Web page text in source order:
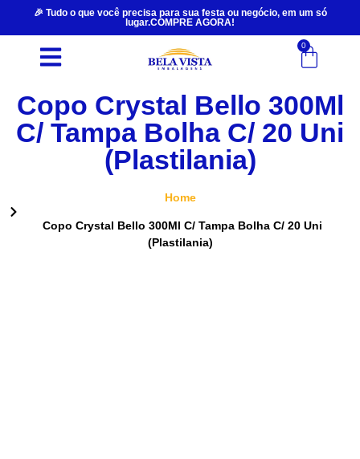
🎉 Tudo o que você precisa para sua festa ou negócio, em um só
lugar.COMPRE AGORA!
0
Copo Crystal Bello 300Ml
C/ Tampa Bolha C/ 20 Uni
(Plastilania)
Home
Copo Crystal Bello 300Ml C/ Tampa Bolha C/ 20 Uni
(Plastilania)